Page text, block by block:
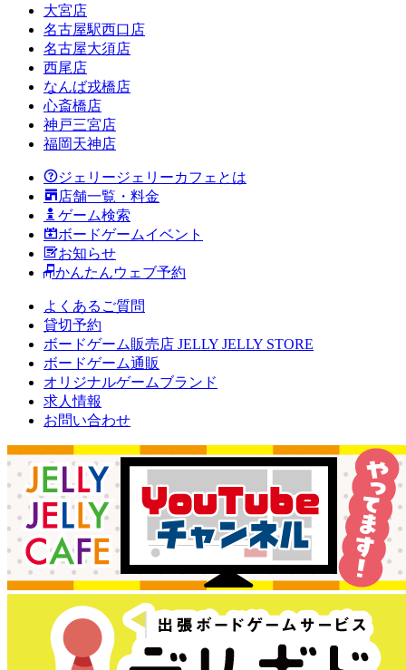
大宮店
名古屋駅西口店
名古屋大須店
西尾店
なんば戎橋店
心斎橋店
神戸三宮店
福岡天神店
ジェリージェリーカフェとは
店舗一覧・料金
ゲーム検索
ボードゲームイベント
お知らせ
かんたんウェブ予約
よくあるご質問
貸切予約
ボードゲーム販売店 JELLY JELLY STORE
ボードゲーム通販
オリジナルゲームブランド
求人情報
お問い合わせ